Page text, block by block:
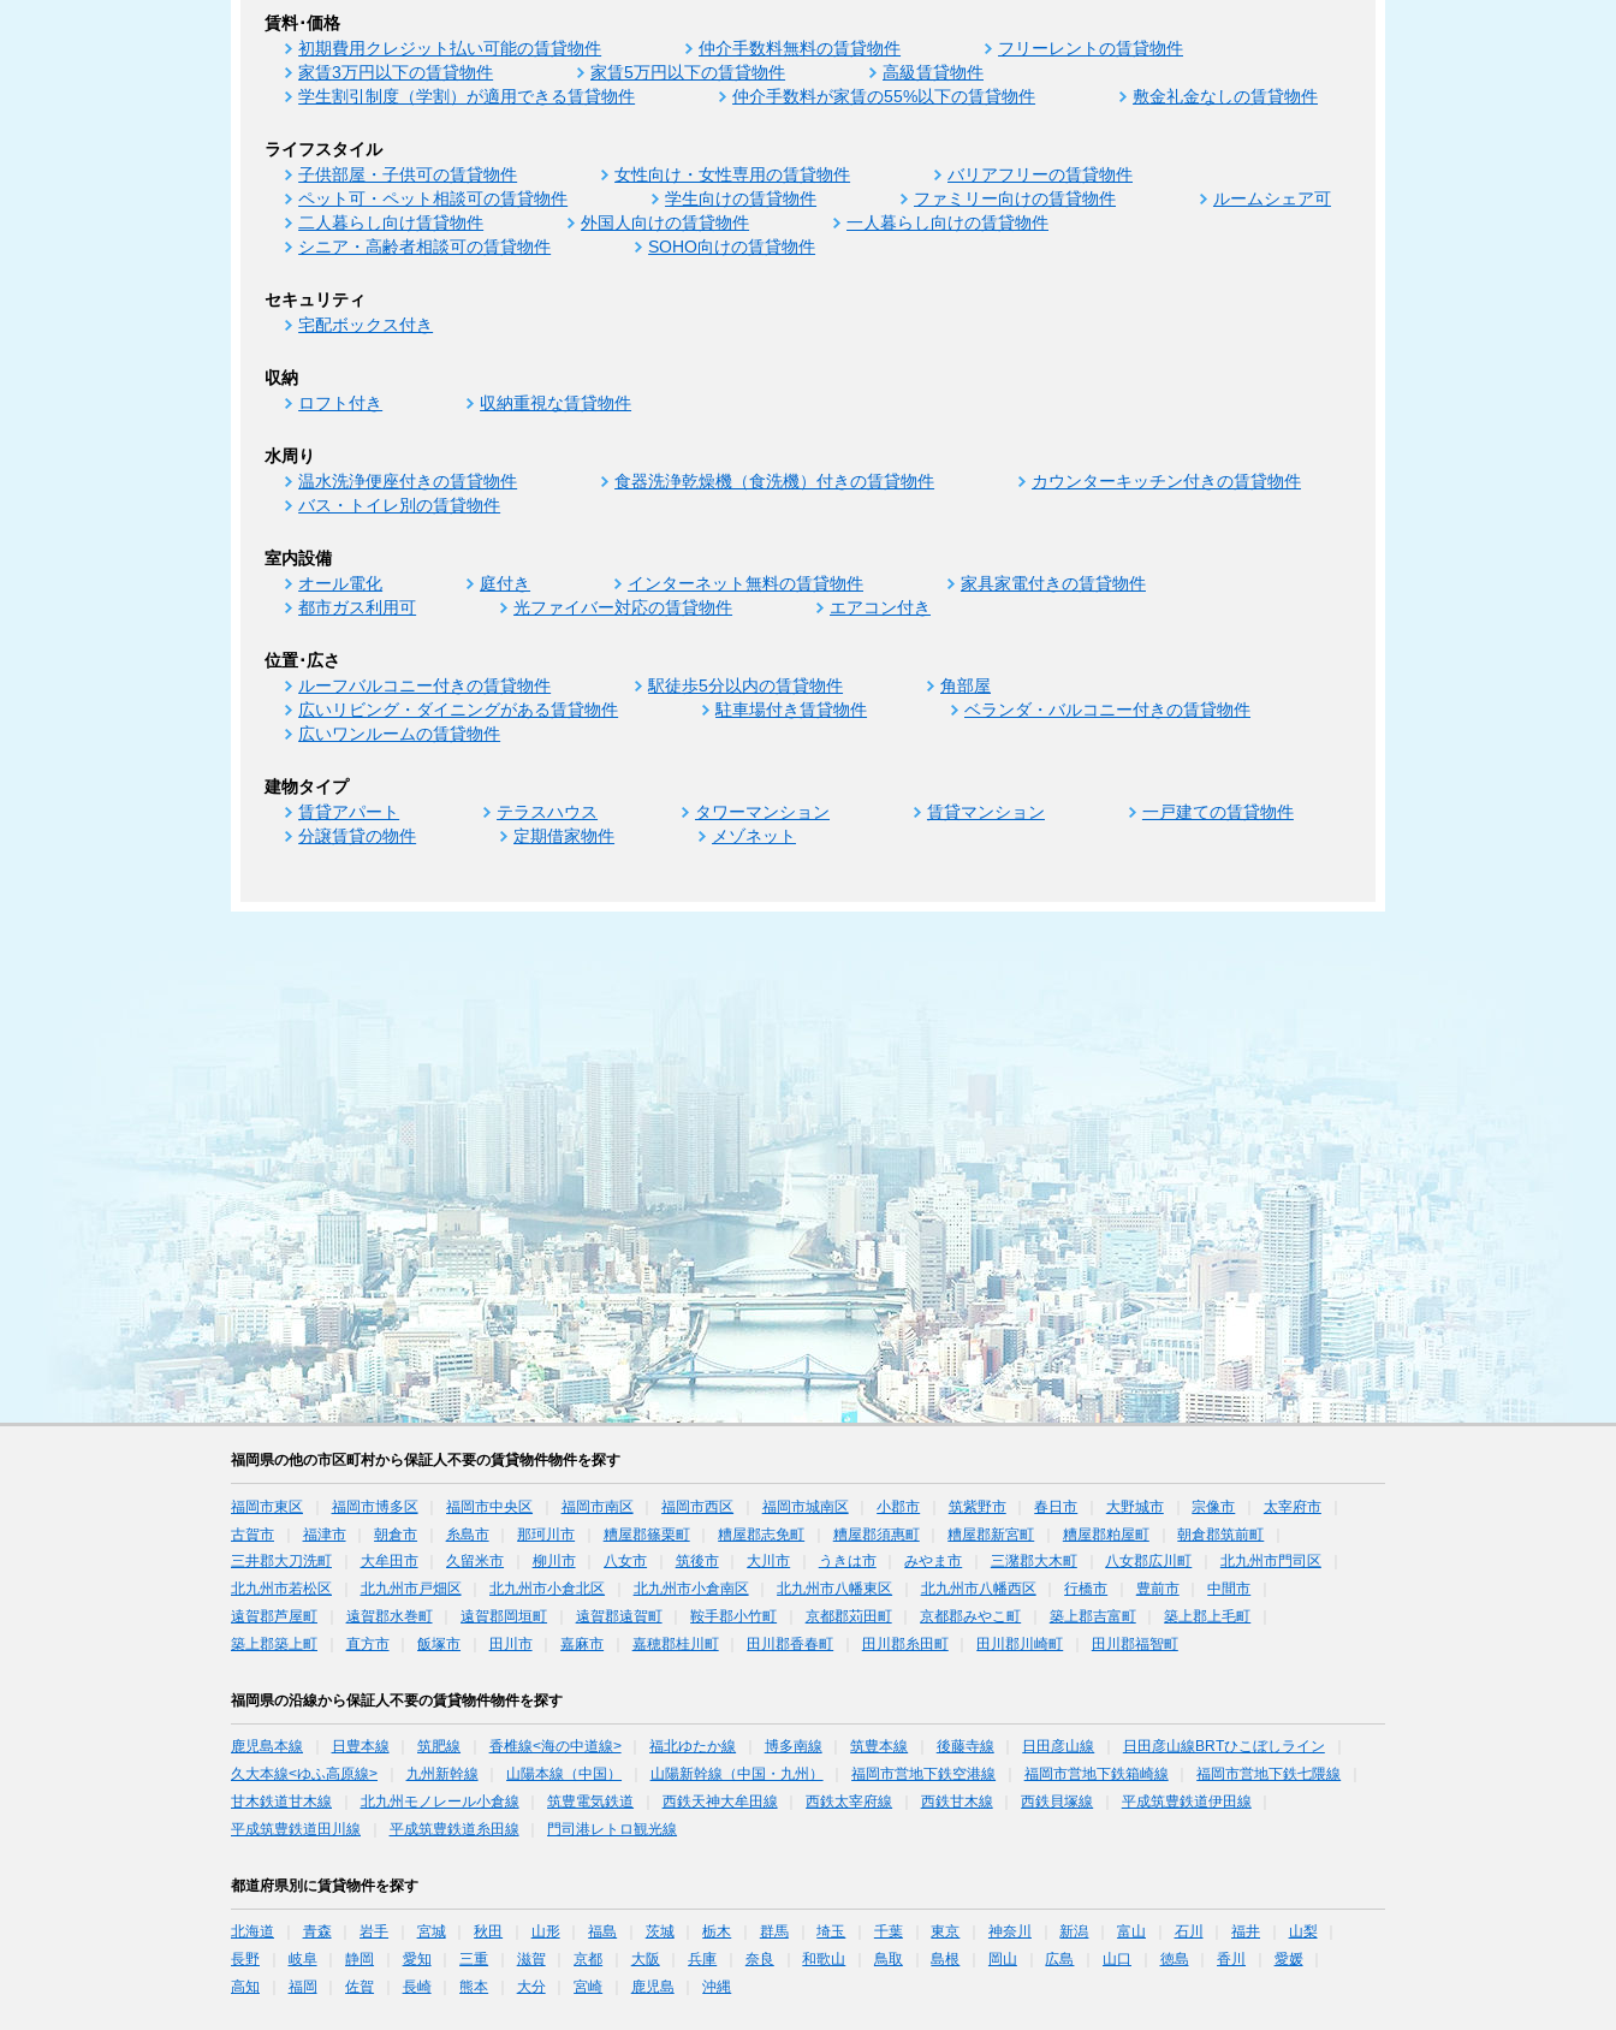
賃料･価格
初期費用クレジット払い可能の賃貸物件 仲介手数料無料の賃貸物件
フリーレントの賃貸物件
家賃3万円以下の賃貸物件
家賃5万円以下の賃貸物件
高級賃貸物件
学生割引制度（学割）が適用できる賃貸物件
仲介手数料が家賃の55%以下の賃貸物件 敷金礼金なしの賃貸物件
ライフスタイル
子供部屋・子供可の賃貸物件 女性向け・女性専用の賃貸物件
バリアフリーの賃貸物件
ペット可・ペット相談可の賃貸物件
学生向けの賃貸物件 ファミリー向けの賃貸物件
ルームシェア可
二人暮らし向け賃貸物件
外国人向けの賃貸物件
一人暮らし向けの賃貸物件
シニア・高齢者相談可の賃貸物件
SOHO向けの賃貸物件
セキュリティ
宅配ボックス付き
収納
ロフト付き 収納重視な賃貸物件
水周り
温水洗浄便座付きの賃貸物件 食器洗浄乾燥機（食洗機）付きの賃貸物件
カウンターキッチン付きの賃貸物件
バス・トイレ別の賃貸物件
室内設備
オール電化 庭付き インターネット無料の賃貸物件
家具家電付きの賃貸物件
都市ガス利用可
光ファイバー対応の賃貸物件 エアコン付き
位置･広さ
ルーフバルコニー付きの賃貸物件 駅徒歩5分以内の賃貸物件
角部屋
広いリビング・ダイニングがある賃貸物件
駐車場付き賃貸物件
ベランダ・バルコニー付きの賃貸物件
広いワンルームの賃貸物件
建物タイプ
賃貸アパート テラスハウス タワーマンション 賃貸マンション
一戸建ての賃貸物件
分譲賃貸の物件
定期借家物件 メゾネット
福岡県の他の市区町村から保証人不要の賃貸物件物件を探す
福岡市東区 福岡市博多区 福岡市中央区 福岡市南区 福岡市西区 福岡市城南区 小郡市 筑紫野市 春日市 大野城市 宗像市
太宰府市
古賀市
福津市 朝倉市 糸島市 那珂川市 糟屋郡篠栗町 糟屋郡志免町 糟屋郡須惠町 糟屋郡新宮町 糟屋郡粕屋町
朝倉郡筑前町
三井郡大刀洗町
大牟田市 久留米市 柳川市 八女市 筑後市 大川市 うきは市 みやま市 三潴郡大木町 八女郡広川町
北九州市門司区
北九州市若松区
北九州市戸畑区 北九州市小倉北区 北九州市小倉南区 北九州市八幡東区 北九州市八幡西区 行橋市 豊前市
中間市
遠賀郡芦屋町
遠賀郡水巻町 遠賀郡岡垣町 遠賀郡遠賀町 鞍手郡小竹町 京都郡苅田町 京都郡みやこ町 築上郡吉富町
築上郡上毛町
築上郡築上町
直方市 飯塚市 田川市 嘉麻市 嘉穂郡桂川町 田川郡香春町 田川郡糸田町 田川郡川崎町 田川郡福智町
福岡県の沿線から保証人不要の賃貸物件物件を探す
鹿児島本線 日豊本線 筑肥線 香椎線<海の中道線> 福北ゆたか線 博多南線 筑豊本線 後藤寺線 日田彦山線
日田彦山線BRTひこぼしライン
久大本線<ゆふ高原線>
九州新幹線 山陽本線（中国） 山陽新幹線（中国・九州） 福岡市営地下鉄空港線 福岡市営地下鉄箱崎線
福岡市営地下鉄七隈線
甘木鉄道甘木線
北九州モノレール小倉線 筑豊電気鉄道 西鉄天神大牟田線 西鉄太宰府線 西鉄甘木線 西鉄貝塚線
平成筑豊鉄道伊田線
平成筑豊鉄道田川線
平成筑豊鉄道糸田線 門司港レトロ観光線
都道府県別に賃貸物件を探す
北海道 青森 岩手 宮城 秋田 山形 福島 茨城 栃木 群馬 埼玉 千葉 東京 神奈川 新潟 富山 石川 福井
山梨
長野
岐阜 静岡 愛知 三重 滋賀 京都 大阪 兵庫 奈良 和歌山 鳥取 島根 岡山 広島 山口 徳島 香川
愛媛
高知
福岡 佐賀 長崎 熊本 大分 宮崎 鹿児島 沖縄